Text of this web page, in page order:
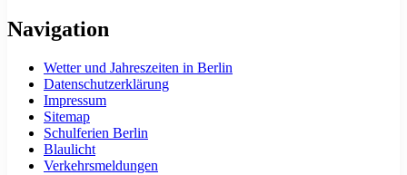
Navigation
Wetter und Jahreszeiten in Berlin
Datenschutzerklärung
Impressum
Sitemap
Schulferien Berlin
Blaulicht
Verkehrsmeldungen